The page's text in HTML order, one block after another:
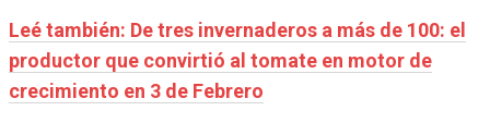
Leé también: De tres invernaderos a más de 100: el
productor que convirtió al tomate en motor de
crecimiento en 3 de Febrero